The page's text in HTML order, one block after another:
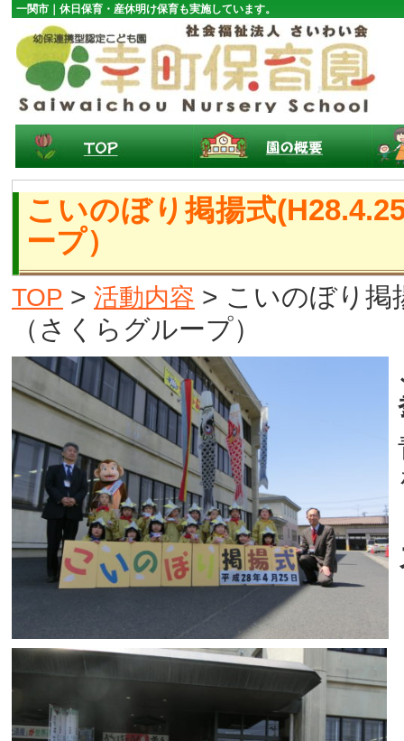
一関市｜休日保育・産休明け保育も実施しています。
こいのぼり掲揚式
ープ）
TOP > 活動内容 > こいのぼり
（さくらグループ）